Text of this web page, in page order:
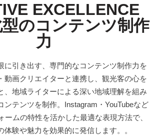
EXCELLENCE
のコンテンツ制作
力
に引き出す、専門的なコンテンツ制作力を
動画クリエイターと連携し、観光客の心を
、地域ライターによる深い地域理解を組み
ンテンツを制作。Instagram・YouTubeなど
ームの特性を活かした最適な表現方法で、
体験や魅力を効果的に発信します。。